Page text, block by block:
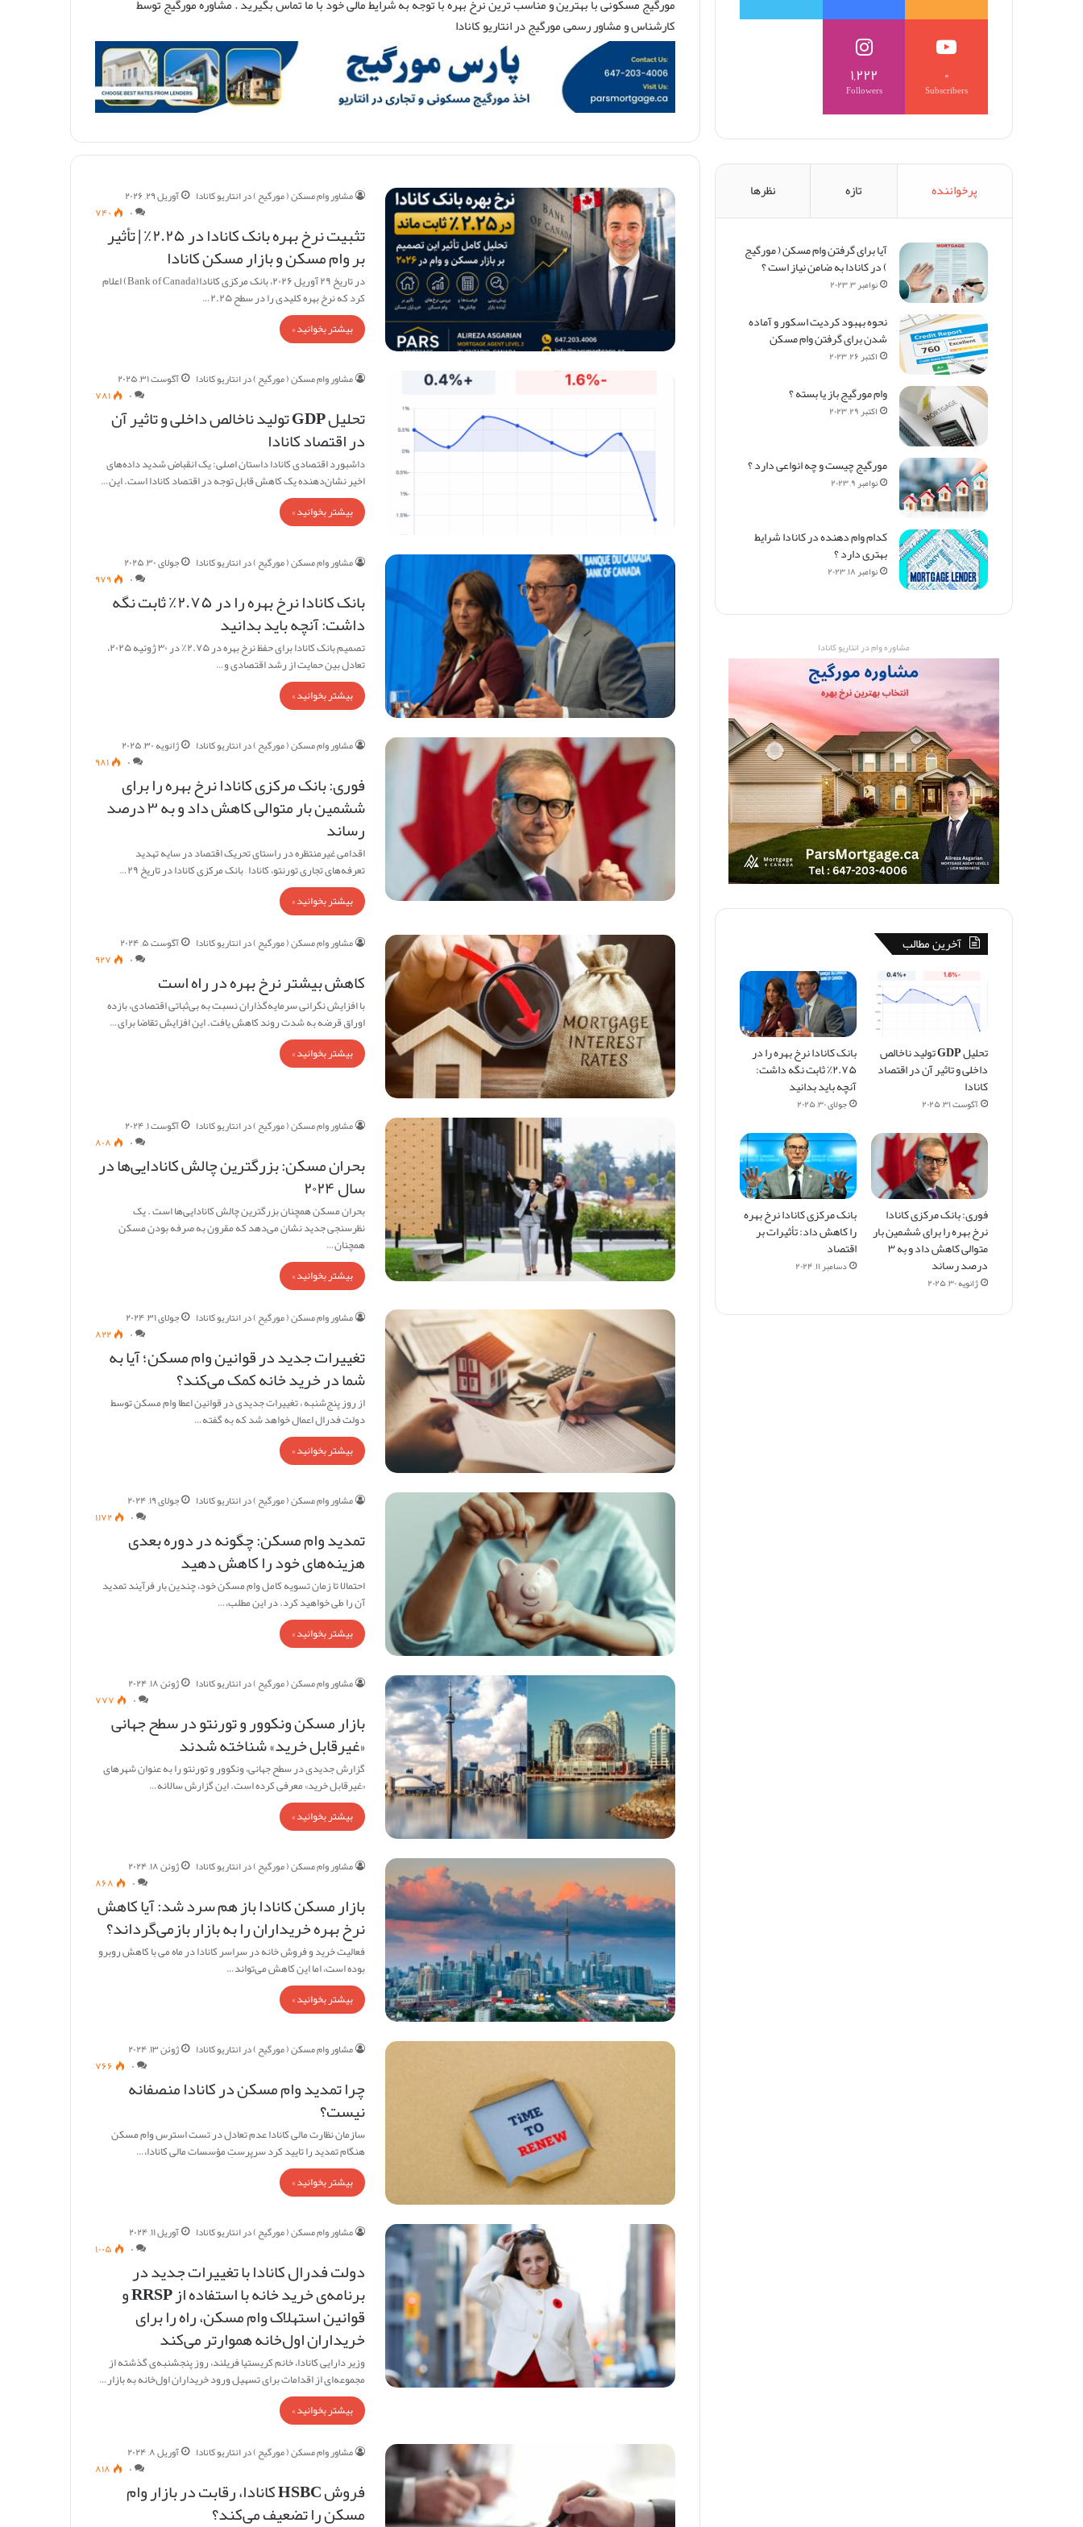
مورگیج مسکونی با بهترین و مناسب ترین نرخ بهره با توجه به شرایط مالی خود با ما تماس بگیرید . مشاوره مورگیج توسط
کارشناس ومشاور رسمی مورگیجدر انتاریو کانادا
مشاور وام مسکن ( مورگیح ) در انتاریو کانادا
آوریل ۲۹, ۲۰۲۶
۰
۷۴۰
تثبیت نرخ بهره بانک کانادا در ۲.۲۵٪ | تأثیر
بر وام مسکن و بازار مسکن کانادا
در تاریخ ۲۹ آوریل ۲۰۲۶، بانک مرکزی کانادا(Bank of Canada) اعلام
کرد که نرخ بهره کلیدی را در سطح ۲.۲۵…
بیشتر بخوانید »
مشاور وام مسکن ( مورگیح ) در انتاریو کانادا
آگوست ۳۱, ۲۰۲۵
۰
۷۸۱
تحلیل GDP تولید ناخالص داخلی و تاثیر آن
در اقتصاد کانادا
داشبورد اقتصادی کانادا داستان اصلی: یک انقباض شدید داده‌های
اخیر نشان‌دهنده یک کاهش قابل توجه در اقتصاد کانادا است. این…
بیشتر بخوانید »
مشاور وام مسکن ( مورگیح ) در انتاریو کانادا
جولای ۳۰, ۲۰۲۵
۰
۹۷۹
بانک کانادا نرخ بهره را در ۲.۷۵٪ ثابت نگه
داشت: آنچه باید بدانید
تصمیم بانک کانادا برای حفظ نرخ بهره در ۲.۷۵٪ در ۳۰ ژوئیه ۲۰۲۵،
تعادل بین حمایت از رشد اقتصادی و…
بیشتر بخوانید »
مشاور وام مسکن ( مورگیح ) در انتاریو کانادا
ژانویه ۳۰, ۲۰۲۵
۰
۹۸۱
فوری: بانک مرکزی کانادا نرخ بهره را برای
ششمین بار متوالی کاهش داد و به ۳ درصد
رساند
اقدامی غیرمنتظره در راستای تحریک اقتصاد در سایه تهدید
تعرفه‌های تجاری تورنتو، کانادا – بانک مرکزی کانادا در تاریخ ۲۹…
بیشتر بخوانید »
مشاور وام مسکن ( مورگیح ) در انتاریو کانادا
آگوست ۵, ۲۰۲۴
۰
۹۲۷
کاهش بیشتر نرخ بهره در راه است
با افزایش نگرانی سرمایه‌گذاران نسبت به بی‌ثباتی اقتصادی، بازده
اوراق قرضه به شدت روند کاهش یافت. این افزایش تقاضا برای…
بیشتر بخوانید »
مشاور وام مسکن ( مورگیح ) در انتاریو کانادا
آگوست ۱, ۲۰۲۴
۰
۸۰۸
بحران مسکن: بزرگترین چالش کانادایی‌ها در
سال ۲۰۲۴
بحران مسکن همچنان بزرگترین چالش کانادایی‌ها است . یک
نظرسنجی جدید نشان می‌دهد که مقرون به صرفه بودن مسکن
همچنان…
بیشتر بخوانید »
مشاور وام مسکن ( مورگیح ) در انتاریو کانادا
جولای ۳۱, ۲۰۲۴
۰
۸۲۲
تغییرات جدید در قوانین وام مسکن؛ آیا به
شما در خرید خانه کمک می‌کند؟
از روز پنج‌شنبه ، تغییرات جدیدی در قوانین اعطا وام مسکن توسط
دولت فدرال اعمال خواهد شد که به گفته…
بیشتر بخوانید »
مشاور وام مسکن ( مورگیح ) در انتاریو کانادا
جولای ۱۹, ۲۰۲۴
۰
۱,۱۷۲
تمدید وام مسکن: چگونه در دوره بعدی
هزینه‌های خود را کاهش دهید
احتمالا تا زمان تسویه کامل وام مسکن خود، چندین بار فرآیند تمدید
آن را طی خواهید کرد. در این مطلب،…
بیشتر بخوانید »
مشاور وام مسکن ( مورگیح ) در انتاریو کانادا
ژوئن ۱۸, ۲۰۲۴
۰
۷۷۷
بازار مسکن ونکوور و تورنتو در سطح جهانی
«غیرقابل خرید» شناخته شدند
گزارش جدیدی در سطح جهانی، ونکوور و تورنتو را به عنوان شهرهای
«غیرقابل خرید» معرفی کرده است. این گزارش سالانه…
بیشتر بخوانید »
مشاور وام مسکن ( مورگیح ) در انتاریو کانادا
ژوئن ۱۸, ۲۰۲۴
۰
۸۶۸
بازار مسکن کانادا باز هم سرد شد: آیا کاهش
نرخ بهره خریداران را به بازار بازمی‌گرداند؟
فعالیت خرید و فروش خانه در سراسر کانادا در ماه می با کاهش روبرو
بوده است، اما این کاهش می‌تواند…
بیشتر بخوانید »
مشاور وام مسکن ( مورگیح ) در انتاریو کانادا
ژوئن ۱۳, ۲۰۲۴
۰
۷۶۶
چرا تمدید وام مسکن در کانادا منصفانه
نیست؟
سازمان نظارت مالی کانادا عدم تعادل در تست استرس وام مسکن
هنگام تمدید را تایید کرد سرپرستِ مؤسسات مالی کانادا،…
بیشتر بخوانید »
مشاور وام مسکن ( مورگیح ) در انتاریو کانادا
آوریل ۱۱, ۲۰۲۴
۰
۱,۰۰۵
دولت فدرال کانادا با تغییرات جدید در
برنامه‌ی خرید خانه با استفاده از RRSP و
قوانین استهلاک وام مسکن، راه را برای
خریداران اول‌خانه هموارتر می‌کند
وزیر دارایی کانادا، خانم کریستیا فریلند، روز پنجشنبه‌ی گذشته از
مجموعه‌ای از اقدامات برای تسهیل ورود خریداران اول‌خانه به بازار…
بیشتر بخوانید »
مشاور وام مسکن ( مورگیح ) در انتاریو کانادا
آوریل ۸, ۲۰۲۴
۰
۸۱۸
فروش HSBC کانادا، رقابت در بازار وام
مسکن را تضعیف می‌کند؟
۰
Subscribers
۱,۲۲۲
Followers
پرخواننده تازه نظرها
آیا برای گرفتن وام مسکن (‌ مورگیج
) در کانادا به ضامن نیاز است ؟
نوامبر ۳, ۲۰۲۳
نحوه بهبود کردیت اسکور و آماده
شدن برای گرفتن وام مسکن
اکتبر ۲۶, ۲۰۲۳
وام مورگیج باز یا بسته ؟
اکتبر ۲۹, ۲۰۲۳
مورگیج چیست و چه انواعی دارد ؟
نوامبر ۹, ۲۰۲۳
کدام وام دهنده در کانادا شرایط
بهتری دارد ؟
نوامبر ۱۸, ۲۰۲۳
مشاوره وام در انتاریو کانادا
آخرین مطالب
تحلیل GDP تولید ناخالص
داخلی و تاثیر آن در اقتصاد
کانادا
آگوست ۳۱, ۲۰۲۵
بانک کانادا نرخ بهره را در
۲.۷۵٪ ثابت نگه داشت:
آنچه باید بدانید
جولای ۳۰, ۲۰۲۵
فوری: بانک مرکزی کانادا
نرخ بهره را برای ششمین بار
متوالی کاهش داد و به ۳
درصد رساند
ژانویه ۳۰, ۲۰۲۵
بانک مرکزی کانادا نرخ بهره
را کاهش داد: تأثیرات بر
اقتصاد
دسامبر ۱۱, ۲۰۲۴